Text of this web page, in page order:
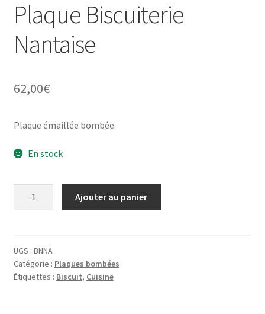
Plaque Biscuiterie
Nantaise
62,00€
Plaque émaillée bombée.
En stock
Nantaise
Ajouter au panier
UGS : BNNA
Catégorie : Plaques bombées
Étiquettes : Biscuit, Cuisine